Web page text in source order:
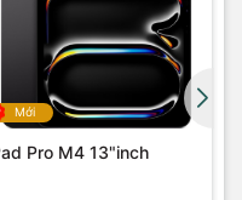
Mới
Pro M4 13"inch